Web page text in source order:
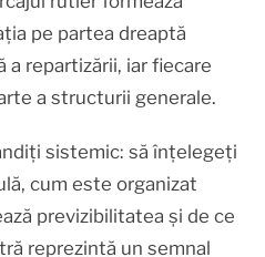
pe partea dreaptă
a repartizării, iar fiecare
a structurii generale.
sistemic: să înțelegeți
cum este organizat
previzibilitatea și de ce
reprezintă un semnal